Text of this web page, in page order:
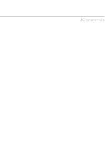
JComments